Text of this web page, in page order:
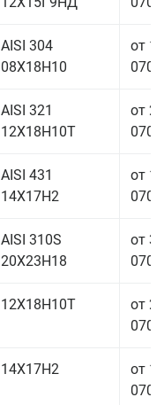
AISI 304
08Х18Н10
от
AISI 321
12Х18Н10Т
от
AISI 431
14Х17Н2
от
AISI 310S
20Х23Н18
от
12Х18Н10Т
от
14Х17Н2
от